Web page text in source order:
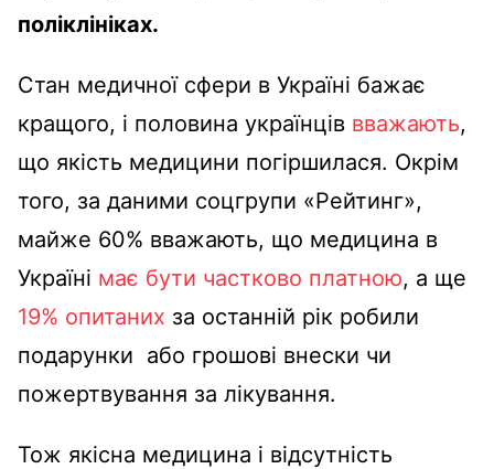
поліклініках.
Стан медичної сфери в Україні бажає
кращого, і половина українців вважають,
що якість медицини погіршилася. Окрім
того, за даними соцгрупи «Рейтинг»,
майже 60% вважають, що медицина в
Україні має бути частково платною, а ще
19% опитаних за останній рік робили
подарунки або грошові внески чи
пожертвування за лікування.
Тож якісна медицина і відсутність